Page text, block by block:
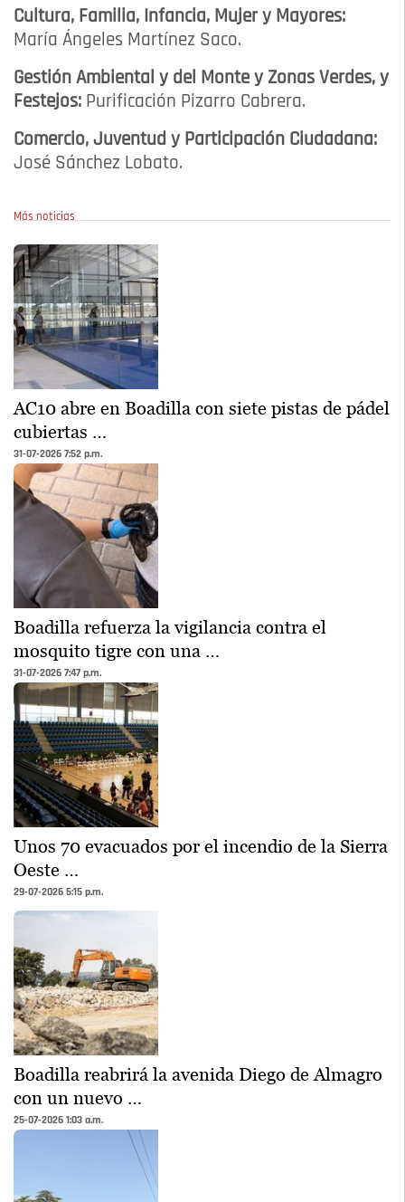
Cultura, Familia, Infancia, Mujer y Mayores:
María Ángeles Martínez Saco.
Gestión Ambiental y del Monte y Zonas Verdes, y
Festejos: Purificación Pizarro Cabrera.
Comercio, Juventud y Participación Ciudadana:
José Sánchez Lobato.
Más noticias
AC10 abre en Boadilla con siete pistas de pádel
cubiertas …
31-07-2026 7:52 p.m.
Boadilla refuerza la vigilancia contra el
mosquito tigre con una …
31-07-2026 7:47 p.m.
Unos 70 evacuados por el incendio de la Sierra
Oeste …
29-07-2026 5:15 p.m.
Boadilla reabrirá la avenida Diego de Almagro
con un nuevo …
25-07-2026 1:03 a.m.